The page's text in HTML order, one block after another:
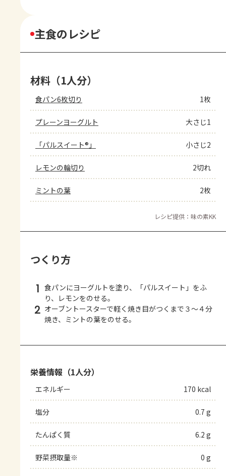
主食のレシピ
材料（1人分）
食パン6枚切り 1枚
プレーンヨーグルト 大さじ1
「パルスイート®」 小さじ2
レモンの輪切り 2切れ
ミントの葉 2枚
レシピ提供：味の素KK
つくり方
1 食パンにヨーグルトを塗り、「パルスイート」をふ
り、レモンをのせる。
2 オーブントースターで軽く焼き目がつくまで３～４分
焼き、ミントの葉をのせる。
栄養情報（1人分）
エネルギー 170 kcal
塩分 0.7 g
たんぱく質 6.2 g
野菜摂取量※ 0 g